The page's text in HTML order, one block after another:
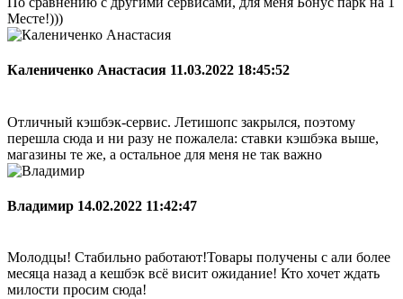
Месте!)))
Калениченко Анастасия 11.03.2022 18:45:52
Отличный кэшбэк-сервис. Летишопс закрылся, поэтому
перешла сюда и ни разу не пожалела: ставки кэшбэка выше,
магазины те же, а остальное для меня не так важно
Владимир 14.02.2022 11:42:47
Молодцы! Стабильно работают!Товары получены с али более
месяца назад а кешбэк всё висит ожидание! Кто хочет ждать
милости просим сюда!